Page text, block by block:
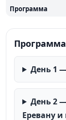
и монастырь
заводе,
знакомство с
лаваша.
завтраки, все
обслуживание.
Программа
Программа
День 1
День 2
Еревану